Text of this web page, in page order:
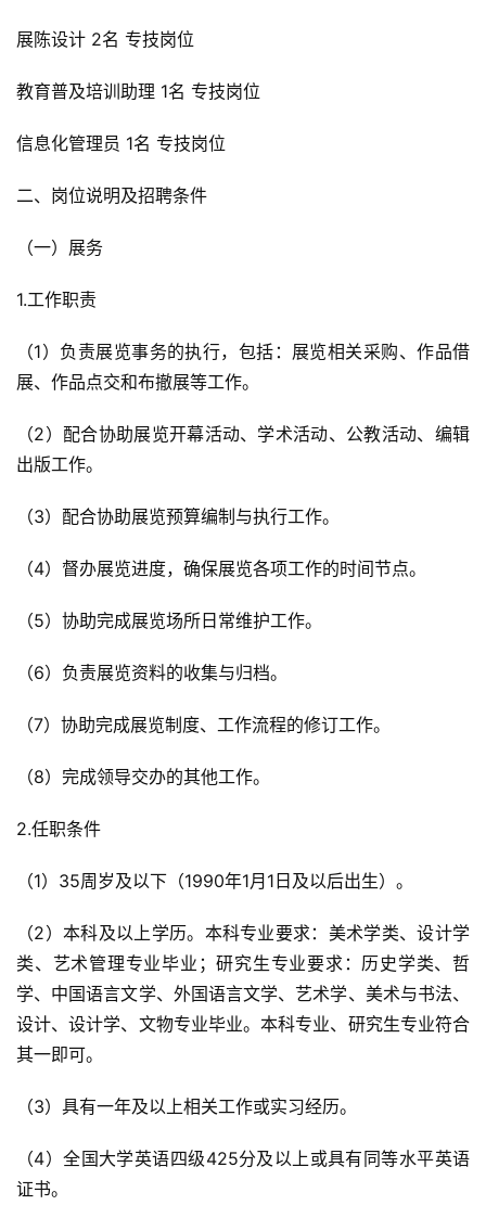
展陈设计 2名 专技岗位
教育普及培训助理 1名 专技岗位
信息化管理员 1名 专技岗位
二、岗位说明及招聘条件
（一）展务
1.工作职责
（1）负责展览事务的执行，包括：展览相关采购、作品借
展、作品点交和布撤展等工作。
（2）配合协助展览开幕活动、学术活动、公教活动、编辑
出版工作。
（3）配合协助展览预算编制与执行工作。
（4）督办展览进度，确保展览各项工作的时间节点。
（5）协助完成展览场所日常维护工作。
（6）负责展览资料的收集与归档。
（7）协助完成展览制度、工作流程的修订工作。
（8）完成领导交办的其他工作。
2.任职条件
（1）35周岁及以下（1990年1月1日及以后出生）。
（2）本科及以上学历。本科专业要求：美术学类、设计学
类、艺术管理专业毕业；研究生专业要求：历史学类、哲
学、中国语言文学、外国语言文学、艺术学、美术与书法、
设计、设计学、文物专业毕业。本科专业、研究生专业符合
其一即可。
（3）具有一年及以上相关工作或实习经历。
（4）全国大学英语四级425分及以上或具有同等水平英语
证书。